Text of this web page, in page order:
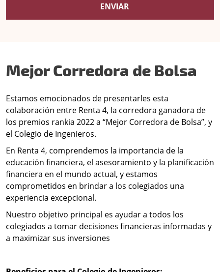
ENVIAR
Mejor Corredora de Bolsa
Estamos emocionados de presentarles esta
colaboración entre Renta 4, la corredora ganadora de
los premios rankia 2022 a “Mejor Corredora de Bolsa”, y
el Colegio de Ingenieros.
En Renta 4, comprendemos la importancia de la
educación financiera, el asesoramiento y la planificación
financiera en el mundo actual, y estamos
comprometidos en brindar a los colegiados una
experiencia excepcional.
Nuestro objetivo principal es ayudar a todos los
colegiados a tomar decisiones financieras informadas y
a maximizar sus inversiones